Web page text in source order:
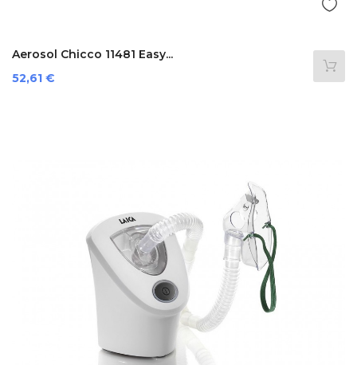
Aerosol Chicco 11481 Easy...
Prezzo
52,61 €